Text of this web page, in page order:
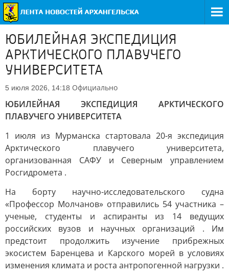
ЮБИЛЕЙНАЯ ЭКСПЕДИЦИЯ
АРКТИЧЕСКОГО ПЛАВУЧЕГО
УНИВЕРСИТЕТА
5 июля 2026, 14:18 Официально
ЮБИЛЕЙНАЯ ЭКСПЕДИЦИЯ АРКТИЧЕСКОГО
ПЛАВУЧЕГО УНИВЕРСИТЕТА
1 июля из Мурманска стартовала 20-я экспедиция
Арктического плавучего университета,
организованная САФУ и Северным управлением
Росгидромета .
На борту научно-исследовательского судна
«Профессор Молчанов» отправились 54 участника –
ученые, студенты и аспиранты из 14 ведущих
российских вузов и научных организаций . Им
предстоит продолжить изучение прибрежных
экосистем Баренцева и Карского морей в условиях
изменения климата и роста антропогенной нагрузки .